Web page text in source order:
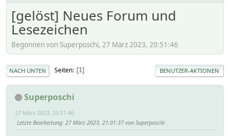
[gelöst] Neues Forum und
Lesezeichen
Begonnen von Superposchi, 27 März 2023, 20:51:46
NACH UNTEN Seiten 1 BENUTZER-AKTIONEN
Superposchi
27 März 2023, 20:51:46
Letzte Bearbeitung: 27 März 2023, 21:01:37 von Superposchi